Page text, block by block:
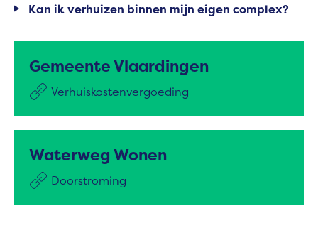
Kan ik verhuizen binnen mijn eigen complex?
Gemeente Vlaardingen
Verhuiskostenvergoeding
Waterweg Wonen
Doorstroming